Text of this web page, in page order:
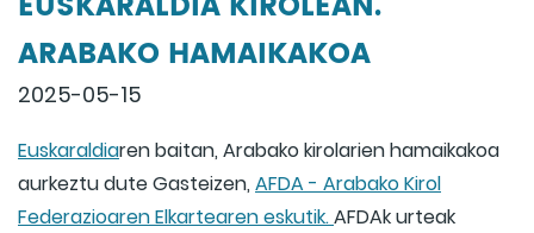
ARABAKO HAMAIKAKOA
2025-05-15
Euskaraldiaren baitan, Arabako kirolarien hamaikakoa
aurkeztu dute Gasteizen, AFDA - Arabako Kirol
Federazioaren Elkartearen eskutik.AFDAk urteak